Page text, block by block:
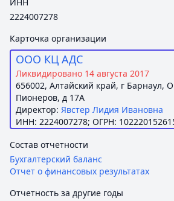
2224007278
Карточка организации
ООО КЦ АДС
Ликвидировано 14 августа 2017
656002, Алтайский край, г Барнаул,
Пионеров, д 17А
Директор: Явстер Лидия Ивановна
ИНН: 2224007278; ОГРН:
Состав отчетности
Бухгалтерский баланс
Отчет о финансовых результатах
Отчетность за другие годы